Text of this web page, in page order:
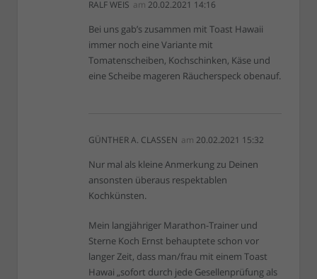
RALF WEIS am 20.02.2021 14:16
Bei uns gab’s zusammen mit Toast Hawaii
immer noch eine Variante mit
Tomatenscheiben, Kochschinken, Käse und
eine Scheibe mageren Räucherspeck obenauf.
GÜNTHER A. CLASSEN am 20.02.2021 15:32
Nur mal als kleine Anmerkung zu Deinen
ansonsten überaus respektablen
Kochkünsten.
Mein langjähriger Marathon-Trainer und
Sterne Koch Ernst behauptete schon vor
langer Zeit, dass man/frau mit einem Toast
Hawai „sofort durch jede Gesellenprüfung als